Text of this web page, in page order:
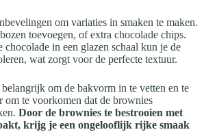
om variaties in smaken te maken.
toevoegen, of extra chocolade chips.
chocolade in een glazen schaal kun je de
wat zorgt voor de perfecte textuur.
om de bakvorm in te vetten en te
om te voorkomen dat de brownies
Door de brownies te bestrooien met
krijg je een ongelooflijk rijke smaak